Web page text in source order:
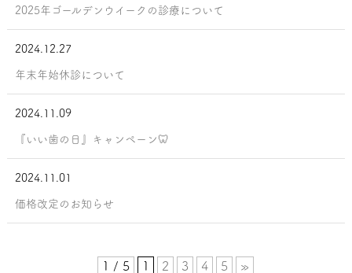
2025年ゴールデンウイークの診療について
2024.12.27
年末年始休診について
2024.11.09
『いい歯の日』キャンペーン🦷
2024.11.01
価格改定のお知らせ
1 / 5 1 2 3 4 5 »